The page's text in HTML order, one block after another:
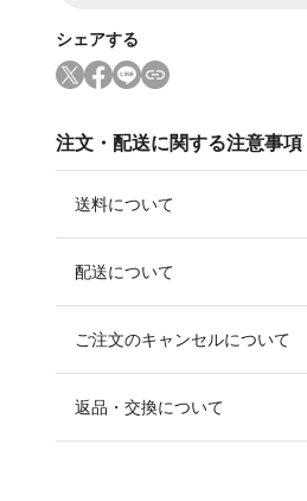
シェアする
注文・配送に関する注意事項
送料について
配送について
ご注文のキャンセルについて
返品・交換について